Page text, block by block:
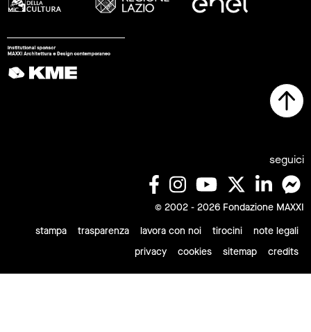
seguici
© 2002 - 2026 Fondazione MAXXI
stampa
trasparenza lavora con noi tirocini
note legali
privacy
cookies sitemap credits